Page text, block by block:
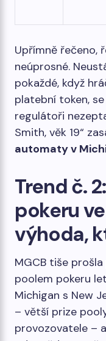
Upřímně řečeno,
neúprosné.
pokaždé, když
platební token,
regulátoři
Smith, věk 19“
automaty v
Trend č.
pokeru
výhoda,
MGCB tiše
poolem pokeru
Michigan s New
– větší prize
provozovatele –